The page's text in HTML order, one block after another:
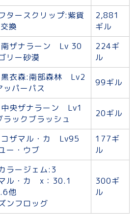
タースクリップ:紫貨
換
2,881
ギル
南ザナラーン Lv 30
リー砂漠
224ギ
ル
黒衣森:南部森林 Lv2
パーパス
99ギル
央ザナラーン Lv1
ックブラッシュ
20ギル
コザマル・カ Lv95
ー・ウブ
177ギ
ル
ラージェム:3
ル・カ x：30.1
他
ンフロッグ
300ギ
ル